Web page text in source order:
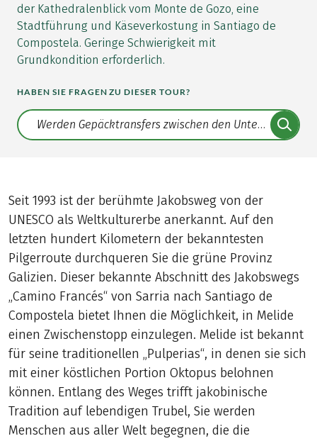
der Kathedralenblick vom Monte de Gozo, eine
Stadtführung und Käseverkostung in Santiago de
Compostela. Geringe Schwierigkeit mit
Grundkondition erforderlich.
HABEN SIE FRAGEN ZU DIESER TOUR?
Translate: a11y.faq.search
Seit 1993 ist der berühmte Jakobsweg von der
UNESCO als Weltkulturerbe anerkannt. Auf den
letzten hundert Kilometern der bekanntesten
Pilgerroute durchqueren Sie die grüne Provinz
Galizien. Dieser bekannte Abschnitt des Jakobswegs
„Camino Francés“ von Sarria nach Santiago de
Compostela bietet Ihnen die Möglichkeit, in Melide
einen Zwischenstopp einzulegen. Melide ist bekannt
für seine traditionellen „Pulperias“, in denen sie sich
mit einer köstlichen Portion Oktopus belohnen
können. Entlang des Weges trifft jakobinische
Tradition auf lebendigen Trubel, Sie werden
Menschen aus aller Welt begegnen, die die